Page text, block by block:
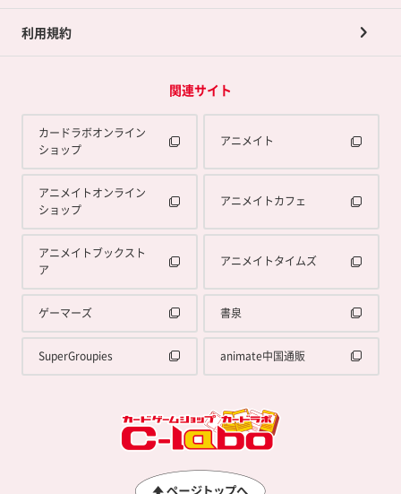
利用規約
関連サイト
カードラボオンライン
ショップ
アニメイト
アニメイトオンライン
ショップ
アニメイトカフェ
アニメイトブックスト
ア
アニメイトタイムズ
ゲーマーズ 書泉
SuperGroupies animate中国通販